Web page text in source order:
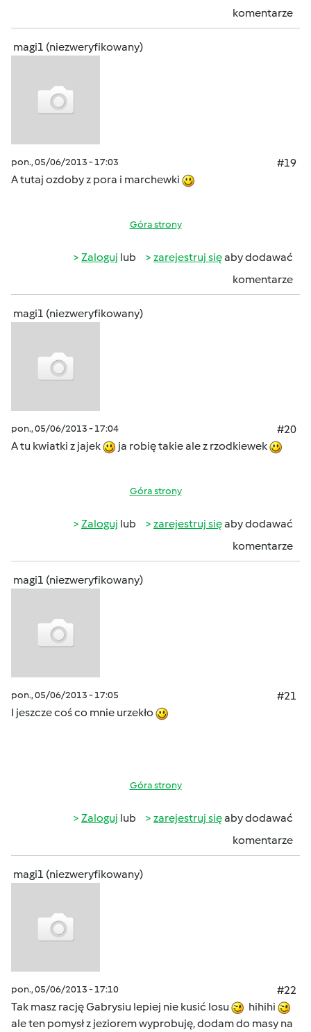
komentarze
magi1 (niezweryfikowany)
pon., 05/06/2013 - 17:03
#19
A tutaj ozdoby z pora i marchewki
Góra strony
Zaloguj lub zarejestruj sięaby dodawać
komentarze
magi1 (niezweryfikowany)
pon., 05/06/2013 - 17:04
#20
A tu kwiatki z jajek
ja robię takie ale z rzodkiewek
Góra strony
Zaloguj lub zarejestruj sięaby dodawać
komentarze
magi1 (niezweryfikowany)
pon., 05/06/2013 - 17:05
#21
I jeszcze coś co mnie urzekło
Góra strony
Zaloguj lub zarejestruj sięaby dodawać
komentarze
magi1 (niezweryfikowany)
pon., 05/06/2013 - 17:10
#22
Tak masz rację Gabrysiu lepiej nie kusić losu
hihihi
ale ten pomysł z jeziorem wyprobuję, dodam do masy na